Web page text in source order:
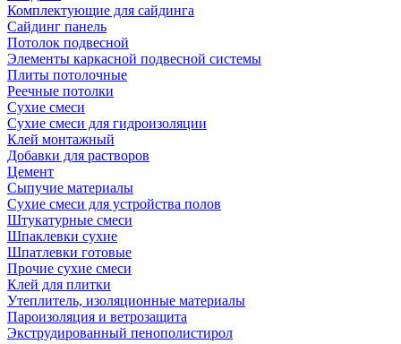
Комплектующие для сайдинга
Сайдинг панель
Потолок подвесной
Элементы каркасной подвесной системы
Плиты потолочные
Реечные потолки
Сухие смеси
Сухие смеси для гидроизоляции
Клей монтажный
Добавки для растворов
Цемент
Сыпучие материалы
Сухие смеси для устройства полов
Штукатурные смеси
Шпаклевки сухие
Шпатлевки готовые
Прочие сухие смеси
Клей для плитки
Утеплитель, изоляционные материалы
Пароизоляция и ветрозащита
Экструдированный пенополистирол